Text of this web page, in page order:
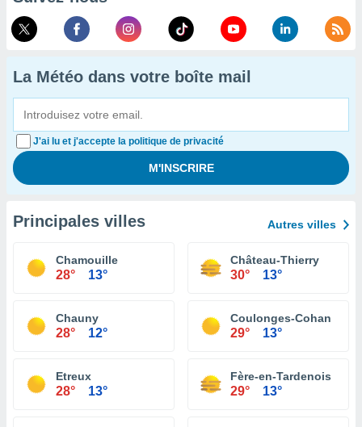
La Météo dans votre boîte mail
J'ai lu et j'accepte la politique de privacité
Principales villes Autres villes
Chamouille
28° 13°
Château-Thierry
30° 13°
Chauny
28° 12°
Coulonges-Cohan
29° 13°
Etreux
28° 13°
Fère-en-Tardenois
29° 13°